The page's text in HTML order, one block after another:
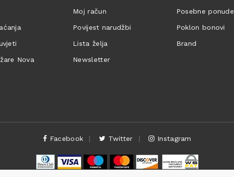
Nova
Moj račun
Povijest narudžbi
Lista želja
Newsletter
Posebne ponude
Poklon bonovi
Brand
Facebook Twitter Instagram